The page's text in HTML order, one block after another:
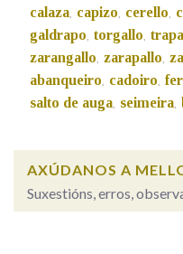
Pertence a
calaza, capizo, cerello,
galdrapo, torgallo,
zarangallo, zarapallo,
abanqueiro, cadoiro,
salto de auga, seimeira,
AXÚDANOS A
Suxestións, erros,